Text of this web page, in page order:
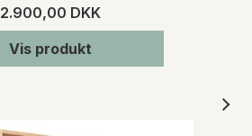
2.900,00 DKK
Vis produkt